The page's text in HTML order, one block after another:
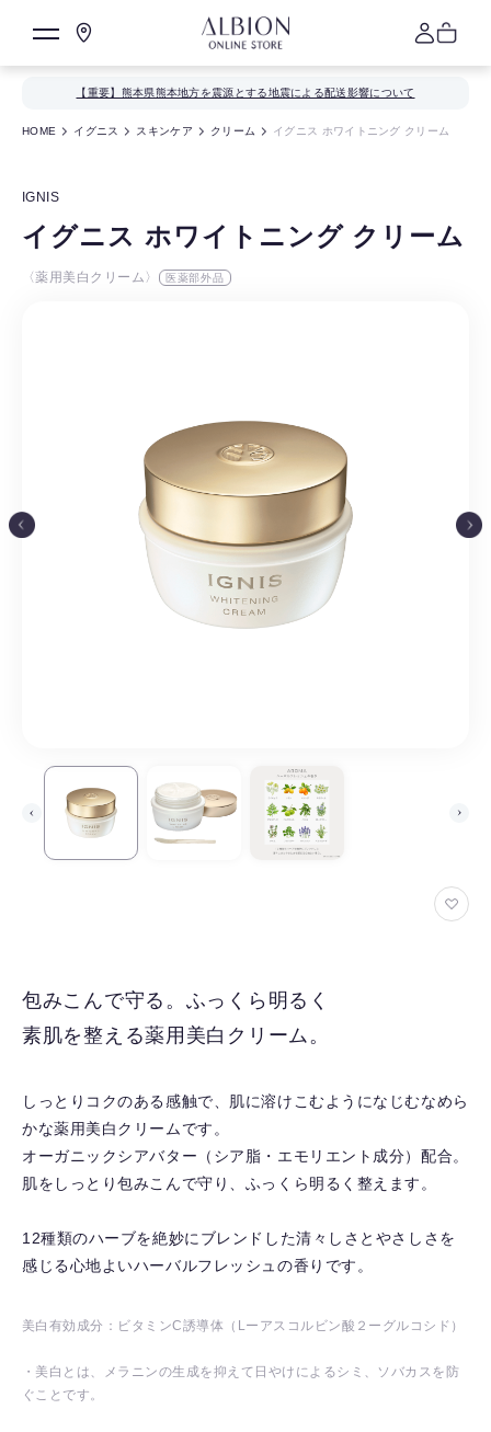
【重要】熊本県熊本地方を震源とする地震による配送影響について
HOME イグニス スキンケア クリーム イグニス ホワイトニング クリーム
IGNIS
イグニス ホワイトニング クリーム
〈薬用美白クリーム〉 医薬部外品
お
除
る
包みこんで守る。ふっくら明るく
素肌を整える薬用美白クリーム。
しっとりコクのある感触で、肌に溶けこむようになじむなめら
かな薬用美白クリームです。
オーガニックシアバター（シア脂・エモリエント成分）配合。
肌をしっとり包みこんで守り、ふっくら明るく整えます。
12種類のハーブを絶妙にブレンドした清々しさとやさしさを
感じる心地よいハーバルフレッシュの香りです。
美白有効成分：ビタミンC誘導体（Lーアスコルビン酸２ーグルコシド）
・美白とは、メラニンの生成を抑えて日やけによるシミ、ソバカスを防
ぐことです。